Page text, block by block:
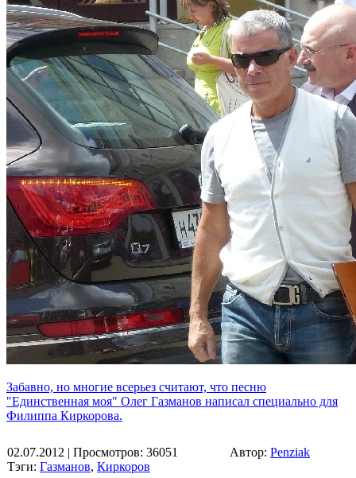
Забавно, но многие всерьез считают, что песню
"Единственная моя" Олег Газманов написал специально для
Филиппа Киркорова.
02.07.2012 | Просмотров: 36051
Тэги: Газманов, Киркоров
Автор: Penziak